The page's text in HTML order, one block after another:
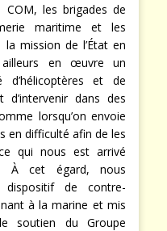
COM, les brigades de
maritime et les
mission de l’État en
en œuvre un
d’hélicoptères et de
dans des
lorsqu’on envoie
en difficulté afin de les
qui nous est arrivé
À cet égard, nous
de contre-
à la marine et mis
soutien du Groupe